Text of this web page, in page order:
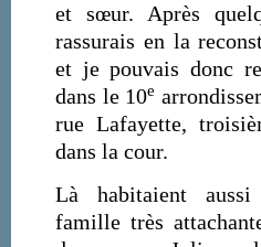
et sœur. Après
rassurais en la
et je pouvais donc
dans le 10e
rue Lafayette,
dans la cour.
Là habitaient
famille très